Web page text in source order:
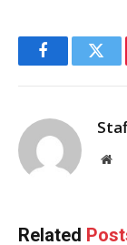
Facebook
Related